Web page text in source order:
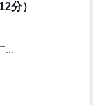
分）
...